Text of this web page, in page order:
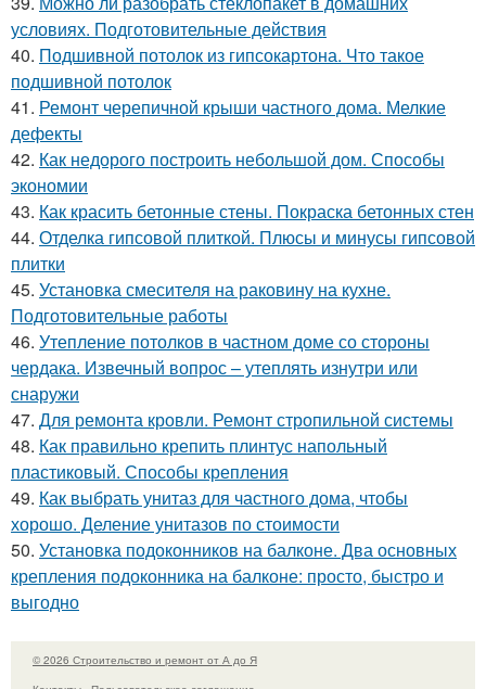
условиях. Подготовительные действия
40. Подшивной потолок из гипсокартона. Что такое
подшивной потолок
41. Ремонт черепичной крыши частного дома. Мелкие
дефекты
42. Как недорого построить небольшой дом. Способы
экономии
43. Как красить бетонные стены. Покраска бетонных стен
44. Отделка гипсовой плиткой. Плюсы и минусы гипсовой
плитки
45. Установка смесителя на раковину на кухне.
Подготовительные работы
46. Утепление потолков в частном доме со стороны
чердака. Извечный вопрос – утеплять изнутри или
снаружи
47. Для ремонта кровли. Ремонт стропильной системы
48. Как правильно крепить плинтус напольный
пластиковый. Способы крепления
49. Как выбрать унитаз для частного дома, чтобы
хорошо. Деление унитазов по стоимости
50. Установка подоконников на балконе. Два основных
крепления подоконника на балконе: просто, быстро и
выгодно
© 2026 Строительство и ремонт от А до Я